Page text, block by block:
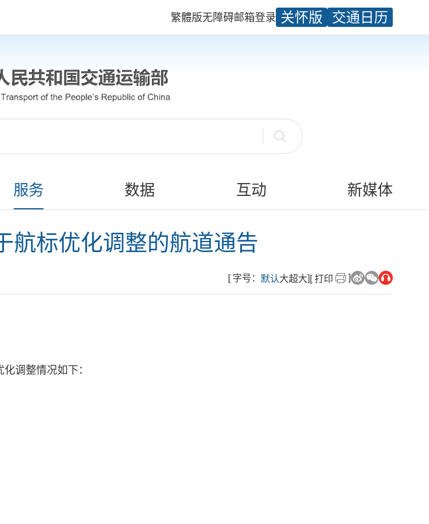
繁體版无障碍邮箱登录 关怀版 交通日历
服务 数据 互动 新媒体
航标优化调整的航道通告
[ 字号： 默认大超大] [ 打印 ]
调整情况如下：